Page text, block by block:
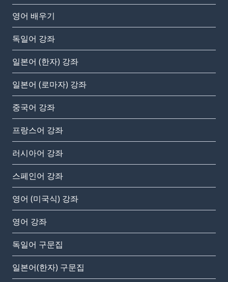
영어 배우기
독일어 강좌
일본어 (한자) 강좌
일본어 (로마자) 강좌
중국어 강좌
프랑스어 강좌
러시아어 강좌
스페인어 강좌
영어 (미국식) 강좌
영어 강좌
독일어 구문집
일본어(한자) 구문집